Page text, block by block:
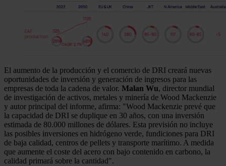
El aumento de la producción y el comercio de DRI creará nuevas
oportunidades de inversión y generación de ingresos para las
empresas de toda la cadena de valor. Malan Wu, director mundial
de investigación de activos, metales y minería de Wood Mackenzie
y autor principal del informe, afirma: "Wood Mackenzie prevé que
la capacidad de DRI se duplique en 30 años, con una inversión
estimada de 80.000 millones de dólares. Esta previsión no incluye
las posibles inversiones en hidrógeno verde, fundiciones para DRI
de baja calidad, centros de pellets y transporte marítimo. A medida
que aumente el coste del acero con bajo contenido en carbono, la
calidad primará sobre la cantidad".